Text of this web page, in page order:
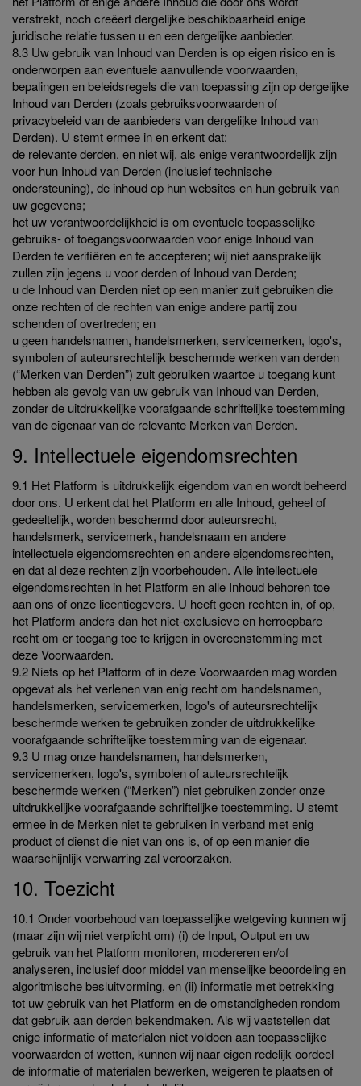
verstrekt, noch creëert dergelijke beschikbaarheid enige
juridische relatie tussen u en een dergelijke aanbieder.
8.3 Uw gebruik van Inhoud van Derden is op eigen risico en is
onderworpen aan eventuele aanvullende voorwaarden,
bepalingen en beleidsregels die van toepassing zijn op dergelijke
Inhoud van Derden (zoals gebruiksvoorwaarden of
privacybeleid van de aanbieders van dergelijke Inhoud van
Derden). U stemt ermee in en erkent dat:
de relevante derden, en niet wij, als enige verantwoordelijk zijn
voor hun Inhoud van Derden (inclusief technische
ondersteuning), de inhoud op hun websites en hun gebruik van
uw gegevens;
het uw verantwoordelijkheid is om eventuele toepasselijke
gebruiks- of toegangsvoorwaarden voor enige Inhoud van
Derden te verifiëren en te accepteren; wij niet aansprakelijk
zullen zijn jegens u voor derden of Inhoud van Derden;
u de Inhoud van Derden niet op een manier zult gebruiken die
onze rechten of de rechten van enige andere partij zou
schenden of overtreden; en
u geen handelsnamen, handelsmerken, servicemerken, logo's,
symbolen of auteursrechtelijk beschermde werken van derden
(“Merken van Derden”) zult gebruiken waartoe u toegang kunt
hebben als gevolg van uw gebruik van Inhoud van Derden,
zonder de uitdrukkelijke voorafgaande schriftelijke toestemming
van de eigenaar van de relevante Merken van Derden.
9. Intellectuele eigendomsrechten
9.1 Het Platform is uitdrukkelijk eigendom van en wordt beheerd
door ons. U erkent dat het Platform en alle Inhoud, geheel of
gedeeltelijk, worden beschermd door auteursrecht,
handelsmerk, servicemerk, handelsnaam en andere
intellectuele eigendomsrechten en andere eigendomsrechten,
en dat al deze rechten zijn voorbehouden. Alle intellectuele
eigendomsrechten in het Platform en alle Inhoud behoren toe
aan ons of onze licentiegevers. U heeft geen rechten in, of op,
het Platform anders dan het niet-exclusieve en herroepbare
recht om er toegang toe te krijgen in overeenstemming met
deze Voorwaarden.
9.2 Niets op het Platform of in deze Voorwaarden mag worden
opgevat als het verlenen van enig recht om handelsnamen,
handelsmerken, servicemerken, logo's of auteursrechtelijk
beschermde werken te gebruiken zonder de uitdrukkelijke
voorafgaande schriftelijke toestemming van de eigenaar.
9.3 U mag onze handelsnamen, handelsmerken,
servicemerken, logo's, symbolen of auteursrechtelijk
beschermde werken (“Merken”) niet gebruiken zonder onze
uitdrukkelijke voorafgaande schriftelijke toestemming. U stemt
ermee in de Merken niet te gebruiken in verband met enig
product of dienst die niet van ons is, of op een manier die
waarschijnlijk verwarring zal veroorzaken.
10. Toezicht
10.1 Onder voorbehoud van toepasselijke wetgeving kunnen wij
(maar zijn wij niet verplicht om) (i) de Input, Output en uw
gebruik van het Platform monitoren, modereren en/of
analyseren, inclusief door middel van menselijke beoordeling en
algoritmische besluitvorming, en (ii) informatie met betrekking
tot uw gebruik van het Platform en de omstandigheden rondom
dat gebruik aan derden bekendmaken. Als wij vaststellen dat
enige informatie of materialen niet voldoen aan toepasselijke
voorwaarden of wetten, kunnen wij naar eigen redelijk oordeel
de informatie of materialen bewerken, weigeren te plaatsen of